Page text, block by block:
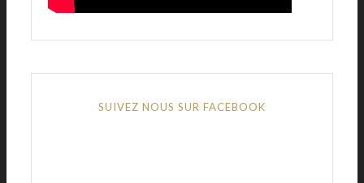
SUIVEZ NOUS SUR FACEBOOK